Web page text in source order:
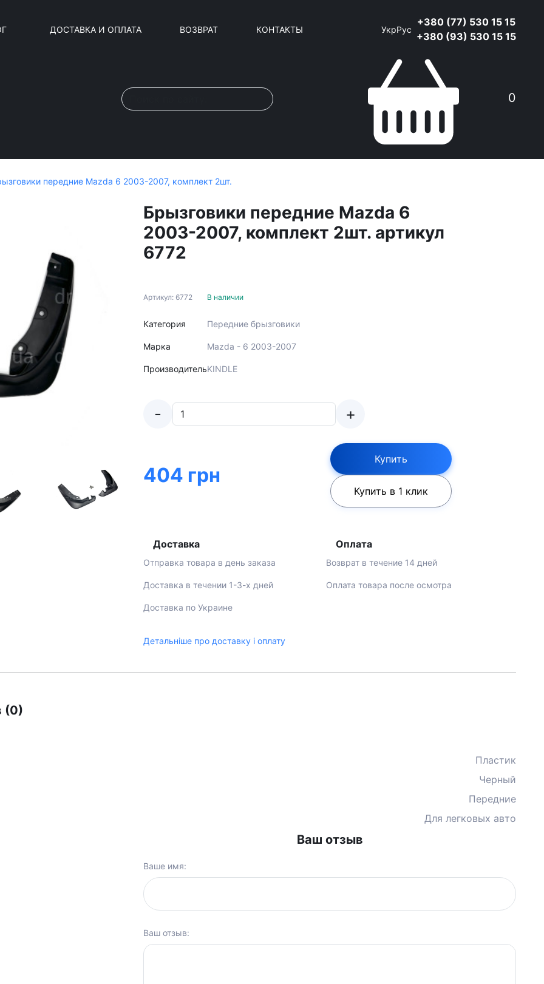
ДОСТАВКА И ОПЛАТА ВОЗВРАТ КОНТАКТЫ УкрРус
+380 (77) 530 15 15
+380 (93) 530 15 15
0
передние Mazda 6 2003-2007, комплект 2шт.
Брызговики передние Mazda 6
2003-2007, комплект 2шт. артикул
6772
Артикул: 6772
Категория
Марка
Производитель
В наличии
Передние брызговики
Mazda - 6 2003-2007
KINDLE
- +
404 грн
Купить
Купить в 1 клик
Доставка
Отправка товара в день заказа
Доставка в течении 1-3-х дней
Доставка по Украине
Оплата
Возврат в течение 14 дней
Оплата товара после осмотра
Детальніше про доставку і оплату
(0)
Пластик
Черный
Передние
Для легковых авто
Ваш отзыв
Ваше имя:
Ваш отзыв: